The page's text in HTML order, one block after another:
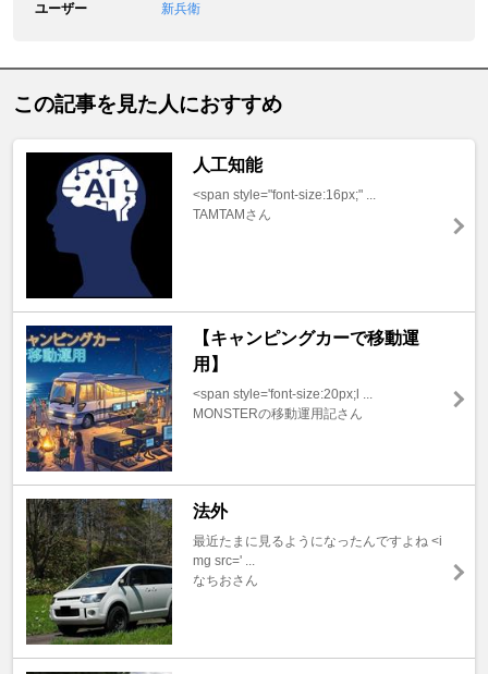
ユーザー
新兵衛
この記事を見た人におすすめ
人工知能
<span style="font-size:16px;" ...
TAMTAMさん
【キャンピングカーで移動運
用】
<span style='font-size:20px;l ...
MONSTERの移動運用記さん
法外
最近たまに見るようになったんですよね <i
mg src=' ...
なちおさん